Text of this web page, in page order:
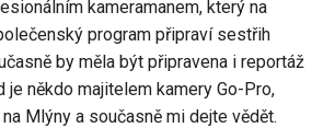
kameramanem, který na
program připraví sestřih
by měla být připravena i reportáž
někdo majitelem kamery Go-Pro,
Mlýny a současně mi dejte vědět.